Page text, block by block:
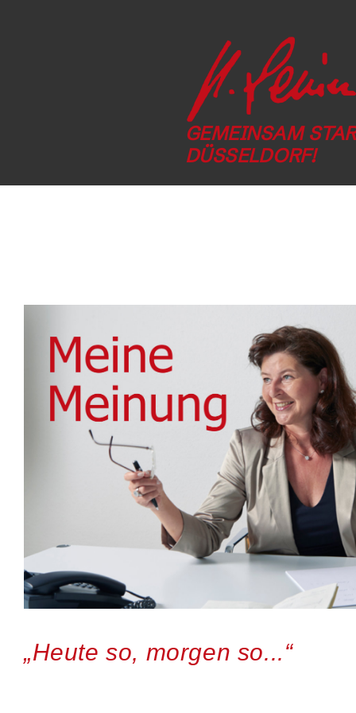
GEMEINSAM
DÜSSELDORF!
„Heute so, morgen so...“